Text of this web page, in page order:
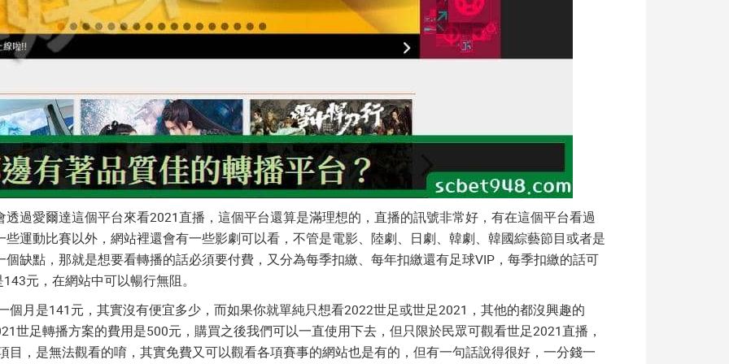
過愛爾達這個平台來看2021直播，這個平台還算是滿理想的，直播的訊號非常好，有在這個平台看過
運動比賽以外，網站裡還會有一些影劇可以看，不管是電影、陸劇、日劇、韓劇、韓國綜藝節目或者是
缺點，那就是想要看轉播的話必須要付費，又分為每季扣繳、每年扣繳還有足球VIP，每季扣繳的話可
元，在網站中可以暢行無阻。
個月是141元，其實沒有便宜多少，而如果你就單純只想看2022世足或世足2021 ，其他的都沒興趣的
世足轉播方案的費用是500元，購買之後我們可以一直使用下去，但只限於民眾可觀看世足2021直播 ，
目，是無法觀看的唷，其實免費又可以觀看各項賽事的網站也是有的，但有一句話說得很好，一分錢一